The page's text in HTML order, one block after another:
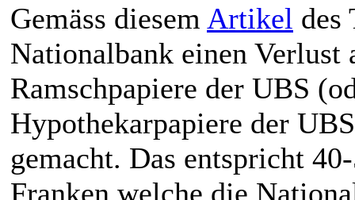
Gemäss diesem Artikel des
Nationalbank einen Verlust
Ramschpapiere der UBS
Hypothekarpapiere der
gemacht. Das entspricht
Franken welche die